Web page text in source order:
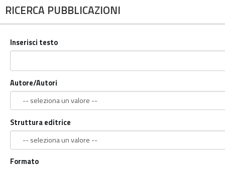
RICERCA PUBBLICAZIONI
Inserisci testo
Autore/Autori
Struttura editrice
Formato